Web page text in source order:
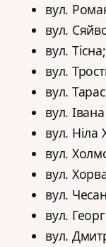
вул.
вул.
вул. Тісна;
вул.
вул.
вул.
вул. Ніла
вул.
вул.
вул.
вул.
вул.